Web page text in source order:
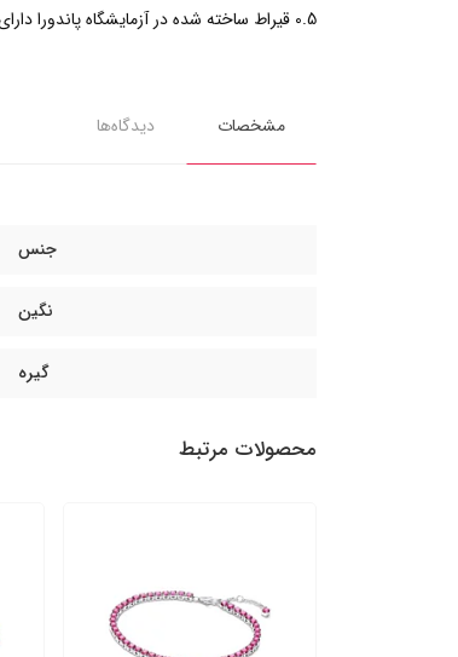
0.5 قیراط ساخته شده در آزمایشگاه پاندورا دارای گواهینامه IGI هستند.
مشخصات دیدگاه‌ها
جنس
نگین
گیره
محصولات مرتبط